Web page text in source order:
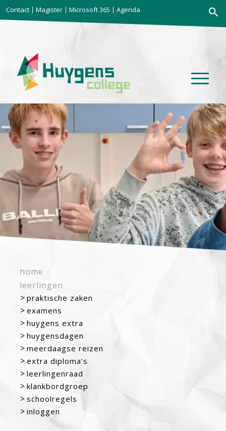
Contact Magister Microsoft 365 Agenda
naar:
home
leerlingen
praktische zaken
examens
huygens extra
huygensdagen
meerdaagse reizen
extra diploma’s
leerlingenraad
klankbordgroep
schoolregels
inloggen